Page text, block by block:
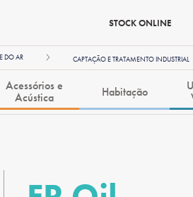
STOCK ONLINE
DO AR CAPTAÇÃO E TRATAMENTO INDUSTRIAL
Acessórios e
Acústica
Habitação